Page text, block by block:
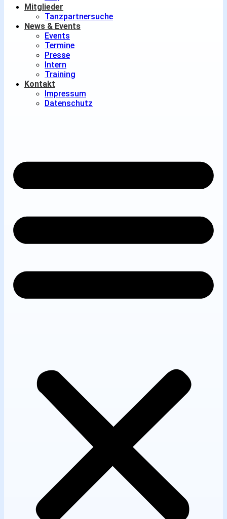
Mitglieder
Tanzpartnersuche
News & Events
Events
Termine
Presse
Intern
Training
Kontakt
Impressum
Datenschutz